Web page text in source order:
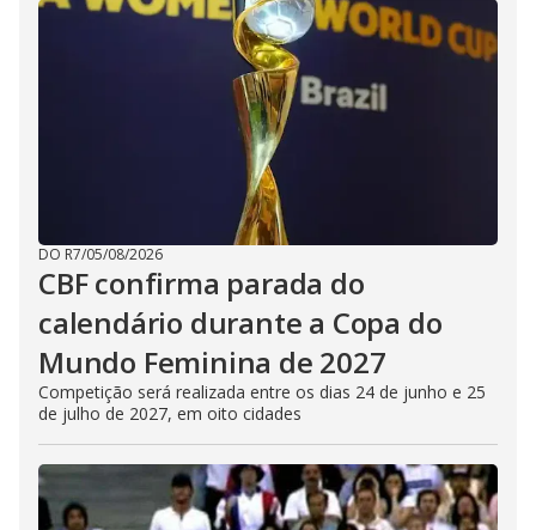
DO R7/05/08/2026
CBF confirma parada do
calendário durante a Copa do
Mundo Feminina de 2027
Competição será realizada entre os dias 24 de junho e 25
de julho de 2027, em oito cidades